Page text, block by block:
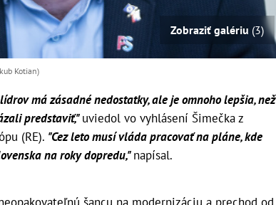
Zobraziť galériu (3)
Kotian)
má zásadné nedostatky, ale je omnoho lepšia, než
predstaviť,"uviedol vo vyhlásení Šimečka z
(RE). "Cez leto musí vláda pracovať na pláne, kde
na roky dopredu,"napísal.